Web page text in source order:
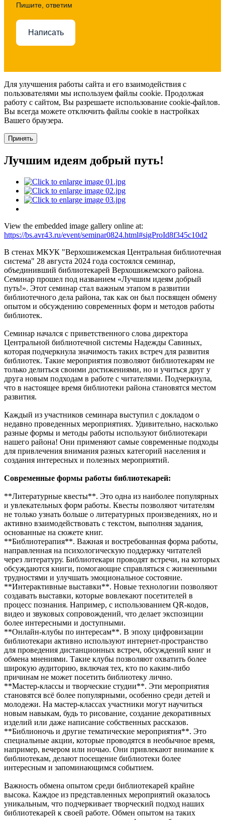
Пишите, ответим
Написать
Для улучшения работы сайта и его взаимодействия с
пользователями мы используем файлы cookie. Продолжая
работу с сайтом, Вы разрешаете использование cookie-файлов.
Вы всегда можете отключить файлы cookie в настройках
Вашего браузера.
Принять
Лучшим идеям добрый путь!
View the embedded image gallery online at:
https://bs.avr43.ru/event/seminar0824.html#sigProId8f345c10d2
В стенах МКУК "Верхошижемская Центральная библиотечная
система" 28 августа 2024 года состоялся семинар,
объединивший библиотекарей Верхошижемского района.
Семинар прошел под названием «Лучшим идеям добрый
путь!». Этот семинар стал важным этапом в развитии
библиотечного дела района, так как он был посвящен обмену
опытом и обсуждению современных форм и методов работы
библиотек.
Семинар начался с приветственного слова директора
Центральной библиотечной системы Надежды Савиных,
которая подчеркнула значимость таких встреч для развития
библиотек. Такие мероприятия позволяют библиотекарям не
только делиться своими достижениями, но и учиться друг у
друга новым подходам в работе с читателями. Подчеркнула,
что в настоящее время библиотеки района становятся местом
развития.
Каждый из участников семинара выступил с докладом о
недавно проведенных мероприятиях. Удивительно, насколько
разные формы и методы работы используют библиотекари
нашего района! Они применяют самые современные подходы
для привлечения внимания разных категорий населения и
создания интересных и полезных мероприятий.
Современные формы работы библиотекарей:
**Литературные квесты**. Это одна из наиболее популярных
и увлекательных форм работы. Квесты позволяют читателям
не только узнать больше о литературных произведениях, но и
активно взаимодействовать с текстом, выполняя задания,
основанные на сюжете книг.
**Библиотерапия**. Важная и востребованная форма работы,
направленная на психологическую поддержку читателей
через литературу. Библиотекари проводят встречи, на которых
обсуждаются книги, помогающие справляться с жизненными
трудностями и улучшать эмоциональное состояние.
**Интерактивные выставки**. Новые технологии позволяют
создавать выставки, которые вовлекают посетителей в
процесс познания. Например, с использованием QR-кодов,
видео и звуковых сопровождений, что делает экспозиции
более интересными и доступными.
**Онлайн-клубы по интересам**. В эпоху цифровизации
библиотекари активно используют интернет-пространство
для проведения дистанционных встреч, обсуждений книг и
обмена мнениями. Такие клубы позволяют охватить более
широкую аудиторию, включая тех, кто по каким-либо
причинам не может посетить библиотеку лично.
**Мастер-классы и творческие студии**. Эти мероприятия
становятся всё более популярными, особенно среди детей и
молодежи. На мастер-классах участники могут научиться
новым навыкам, будь то рисование, создание декоративных
изделий или даже написание собственных рассказов.
**Библионочь и другие тематические мероприятия**. Это
специальные акции, которые проводятся в необычное время,
например, вечером или ночью. Они привлекают внимание к
библиотекам, делают посещение библиотеки более
интересным и запоминающимся событием.
Важность обмена опытом среди библиотекарей крайне
высока. Каждое из представленных мероприятий оказалось
уникальным, что подчеркивает творческий подход наших
библиотекарей к своей работе. Обмен опытом на таких